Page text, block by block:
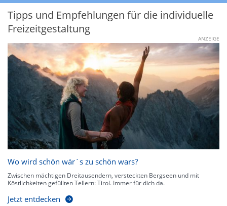
Tipps und Empfehlungen für die individuelle
Freizeitgestaltung
ANZEIGE
Wo wird schön wär`s zu schön wars?
Zwischen mächtigen Dreitausendern, versteckten Bergseen und mit
Köstlichkeiten gefüllten Tellern: Tirol. Immer für dich da.
Jetzt entdecken